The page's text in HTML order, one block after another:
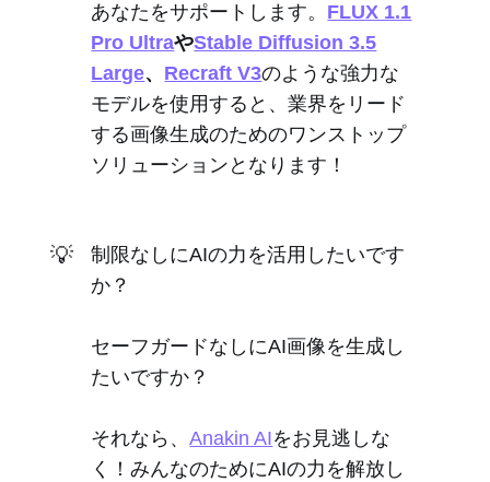
あなたをサポートします。 FLUX 1.1
Pro UltraやStable Diffusion 3.5
Large、 Recraft V3のような強力な
モデルを使用すると、業界をリード
する画像生成のためのワンストップ
ソリューションとなります！
💡
制限なしにAIの力を活用したいです
か？
セーフガードなしにAI画像を生成し
たいですか？
それなら、Anakin AIをお見逃しな
く！みんなのためにAIの力を解放し